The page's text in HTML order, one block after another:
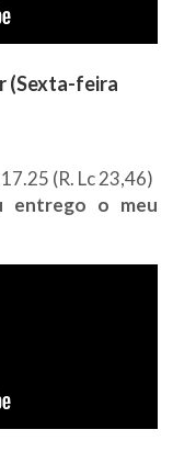
(Sexta-feira
(R. Lc 23,46)
entrego o meu